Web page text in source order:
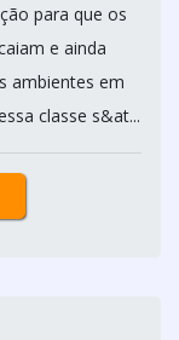
para que os
e ainda
ambientes em
classe s&at...